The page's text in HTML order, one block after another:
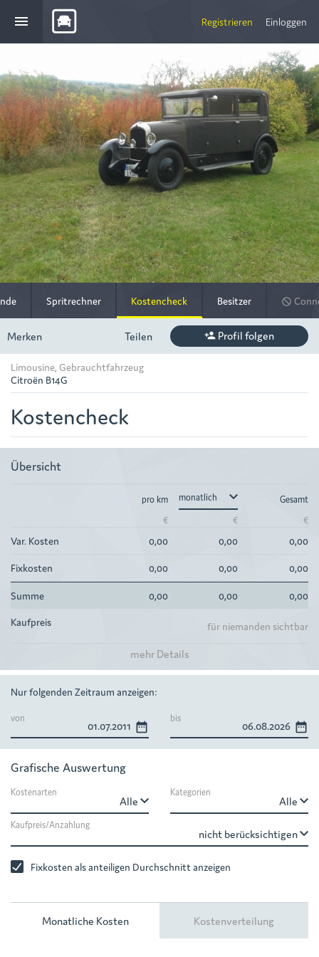
menu Registrieren Einloggen
Spritrechner Kostencheck Besitzer do_not_disturb
Merken Teilen person_add Profil folgen
Limousine, Gebrauchtfahrzeug
Citroën B14G
Kostencheck
Übersicht
pro km keyboard_arrow_down
Gesamt
€
€ €
Var. Kosten 0,00 0,00 0,00
Fixkosten 0,00 0,00 0,00
Summe 0,00 0,00 0,00
Kaufpreis für niemanden sichtbar
mehr Details
Nur folgenden Zeitraum anzeigen:
date_range
von
date_range
bis
Grafische Auswertung
Kostenarten
keyboard_arrow_down
Kategorien
keyboard_arrow_down
Kaufpreis/Anzahlung
keyboard_arrow_down
Fixkosten als anteiligen Durchschnitt anzeigen
Monatliche Kosten Kostenverteilung